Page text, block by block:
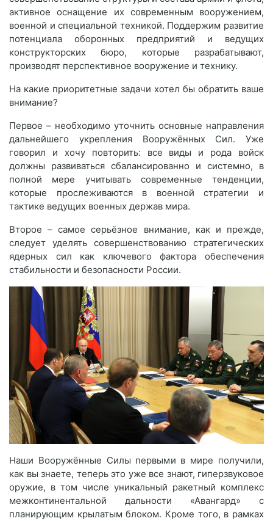
активное оснащение их современным вооружением,
военной и специальной техникой. Поддержим развитие
потенциала оборонных предприятий и ведущих
конструкторских бюро, которые разрабатывают,
производят перспективное вооружение и технику.
На какие приоритетные задачи хотел бы обратить ваше
внимание?
Первое – необходимо уточнить основные направления
дальнейшего укрепления Вооружённых Сил. Уже
говорил и хочу повторить: все виды и рода войск
должны развиваться сбалансированно и системно, в
полной мере учитывать современные тенденции,
которые прослеживаются в военной стратегии и
тактике ведущих военных держав мира.
Второе – самое серьёзное внимание, как и прежде,
следует уделять совершенствованию стратегических
ядерных сил как ключевого фактора обеспечения
стабильности и безопасности России.
Наши Вооружённые Силы первыми в мире получили,
как вы знаете, теперь это уже все знают, гиперзвуковое
оружие, в том числе уникальный ракетный комплекс
межконтинентальной дальности «Авангард» с
планирующим крылатым блоком. Кроме того, в рамках